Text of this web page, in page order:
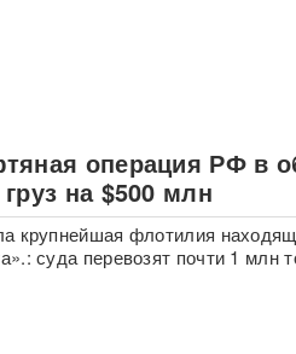
операция РФ в
на $500 млн
крупнейшая флотилия
суда перевозят почти 1 млн